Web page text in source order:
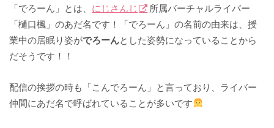
「でろーん」とは、 にじさんじ
所属バーチャルライバー
「樋口楓」のあだ名です！「でろーん」の名前の由来は、授
業中の居眠り姿がでろーんとした姿勢になっていることから
だそうです！！
配信の挨拶の時も「こんでろーん」と言っており、ライバー
仲間にあだ名で呼ばれていることが多いです